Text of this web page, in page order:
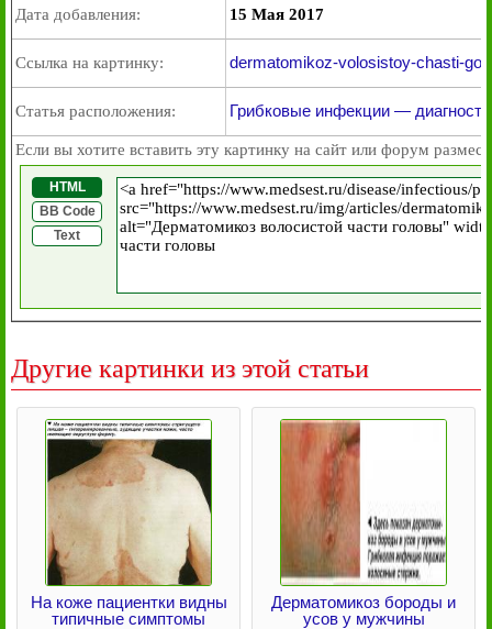
Дата добавления: 15 Мая 2017
Ссылка на картинку: dermatomikoz-volosistoy-chasti-
Статья расположения: Грибковые инфекции —
Если вы хотите вставить эту картинку на сайт или форум
HTML
BB Code
Text
Другие картинки из этой статьи
На коже пациентки видны
типичные симптомы
Дерматомикоз бороды и
усов у мужчины